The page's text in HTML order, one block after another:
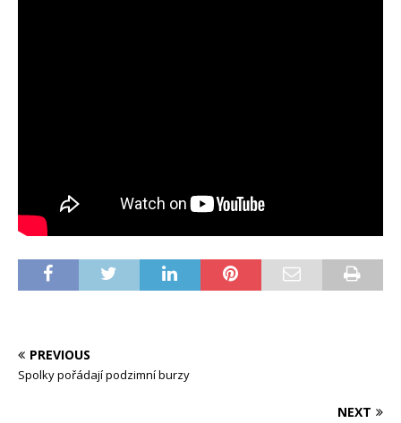
PREVIOUS
Spolky pořádají podzimní burzy
NEXT